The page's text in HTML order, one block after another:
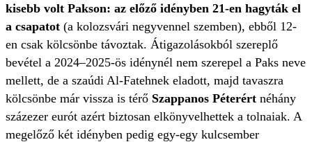
kisebb volt Pakson: az előző idényben 21-en hagyták el
a csapatot (a kolozsvári negyvennel szemben), ebből 12-
en csak kölcsönbe távoztak. Átigazolásokból szereplő
bevétel a 2024–2025-ös idénynél nem szerepel a Paks neve
mellett, de a szaúdi Al-Fatehnek eladott, majd tavaszra
kölcsönbe már vissza is térő Szappanos Péterért néhány
százezer eurót azért biztosan elkönyvelhettek a tolnaiak. A
megelőző két idényben pedig egy-egy kulcsember